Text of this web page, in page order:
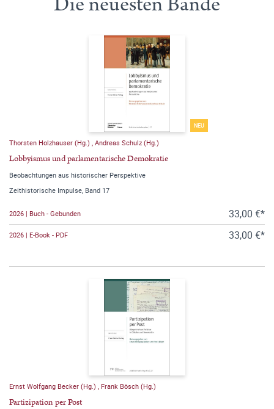
NEU
Thorsten Holzhauser (Hg.) Andreas Schulz (Hg.)
Lobbyismus und parlamentarische Demokratie
Beobachtungen aus historischer Perspektive
Zeithistorische Impulse, Band 17
2026 | Buch - Gebunden 33,00 €*
2026 | E-Book - PDF 33,00 €*
Ernst Wolfgang Becker (Hg.) Frank Bösch (Hg.)
Partizipation per Post